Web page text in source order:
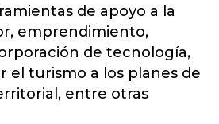
de apoyo a la
emprendimiento,
de tecnología,
el turismo a los planes de
entre otras